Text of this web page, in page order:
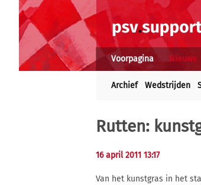
Voorpagina Nieuws
Archief Wedstrijden
Rutten:
16 april 2011 13:17
Van het kunstgras in het